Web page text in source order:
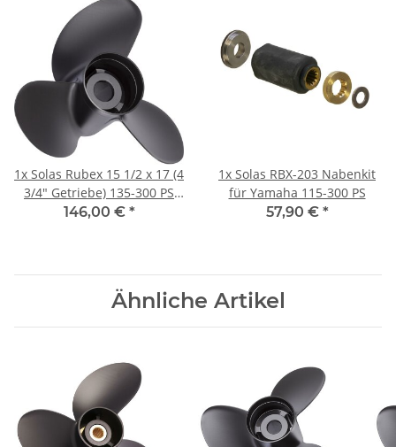
1x Solas Rubex 15 1/2 x 17 (4
3/4" Getriebe) 135-300 PS
Linksdrehend Aluminium
146,00 € *
1x Solas RBX-203 Nabenkit
für Yamaha 115-300 PS
57,90 € *
Ähnliche Artikel